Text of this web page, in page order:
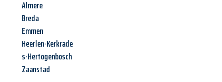
Almere
Breda
Emmen
Heerlen-Kerkrade
s-Hertogenbosch
Zaanstad